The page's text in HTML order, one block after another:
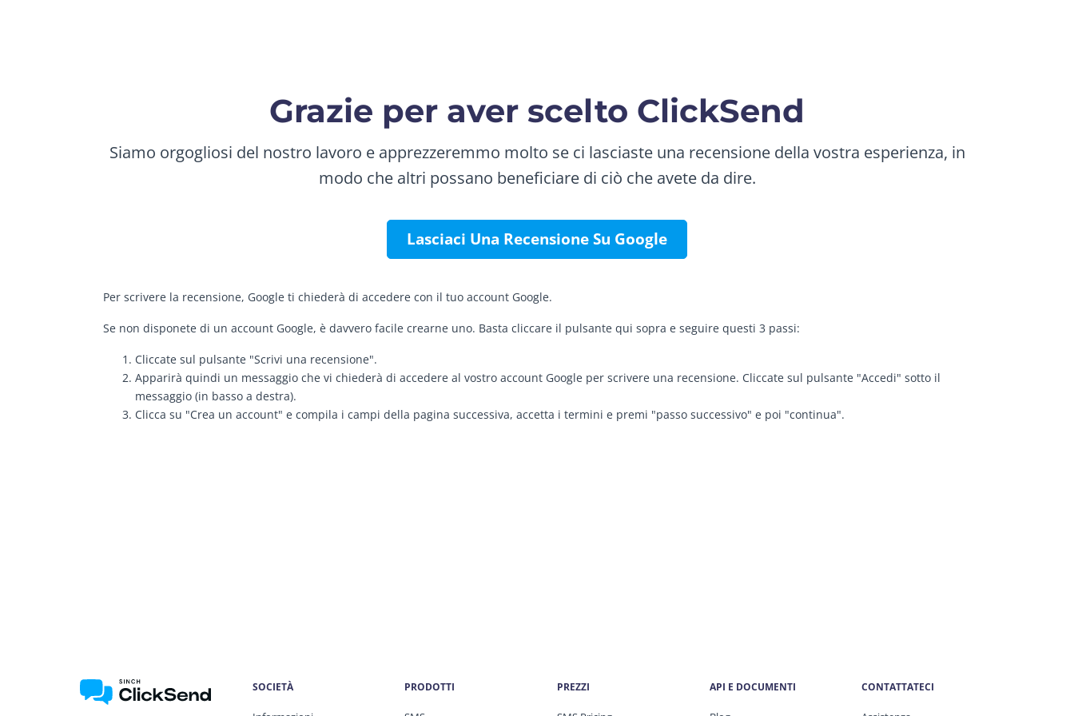
Grazie per aver scelto ClickSend
Siamo orgogliosi del nostro lavoro e apprezzeremmo molto se ci lasciaste una recensione della vostra esperienza, in
modo che altri possano beneficiare di ciò che avete da dire.
Lasciaci Una Recensione Su Google
Per scrivere la recensione, Google ti chiederà di accedere con il tuo account Google.
Se non disponete di un account Google, è davvero facile crearne uno. Basta cliccare il pulsante qui sopra e seguire questi 3 passi:
Cliccate sul pulsante "Scrivi una recensione".
Apparirà quindi un messaggio che vi chiederà di accedere al vostro account Google per scrivere una recensione. Cliccate sul pulsante "Accedi" sotto il
messaggio (in basso a destra).
Clicca su "Crea un account" e compila i campi della pagina successiva, accetta i termini e premi "passo successivo" e poi "continua".
SOCIETÀ PRODOTTI PREZZI API E DOCUMENTI CONTATTATECI